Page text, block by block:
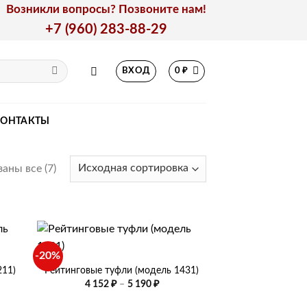
Возникли вопросы? Позвоните нам!
+7 (960) 283-88-29
ВХОД 0₽
все (7)
-20%
+
Рейтинговые туфли (модель 1431)
4 152 ₽ – 5 190 ₽Диапазон